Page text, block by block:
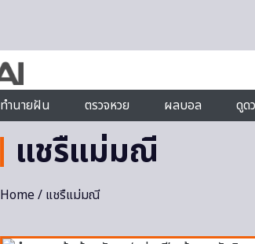
ทำนายฝัน ตรวจหวย ผลบอล ดูด
แชรืแม่มณี
Home/ แชรืแม่มณี